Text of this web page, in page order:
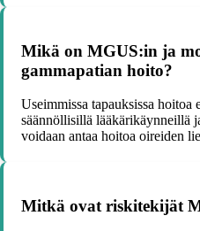
Mikä on MGUS:in ja
gammapatian hoito?
Useimmissa tapauksissa hoitoa
säännöllisillä lääkärikäynneillä
voidaan antaa hoitoa oireiden
Mitkä ovat riskitekijät